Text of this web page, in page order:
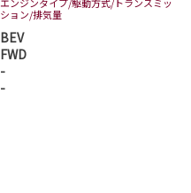
エンジンタイプ/駆動方式/ トランスミッ
ション/排気量
BEV
FWD
-
-